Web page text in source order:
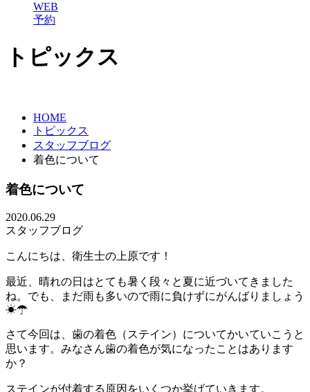
WEB
予約
トピックス
HOME
トピックス
スタッフブログ
着色について
着色について
2020.06.29
スタッフブログ
こんにちは、衛生士の上原です！
最近、晴れの日はとても暑く段々と夏に近づいてきました
ね。でも、まだ雨も多いので雨に負けずにがんばりましょう
☀☂
さて今回は、歯の着色（ステイン）についてかいていこうと
思います。みなさん歯の着色が気になったことはあります
か？
ステインが付着する原因をいくつか挙げていきます。